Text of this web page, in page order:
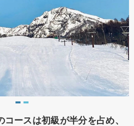
ースは初級が半分を占め、